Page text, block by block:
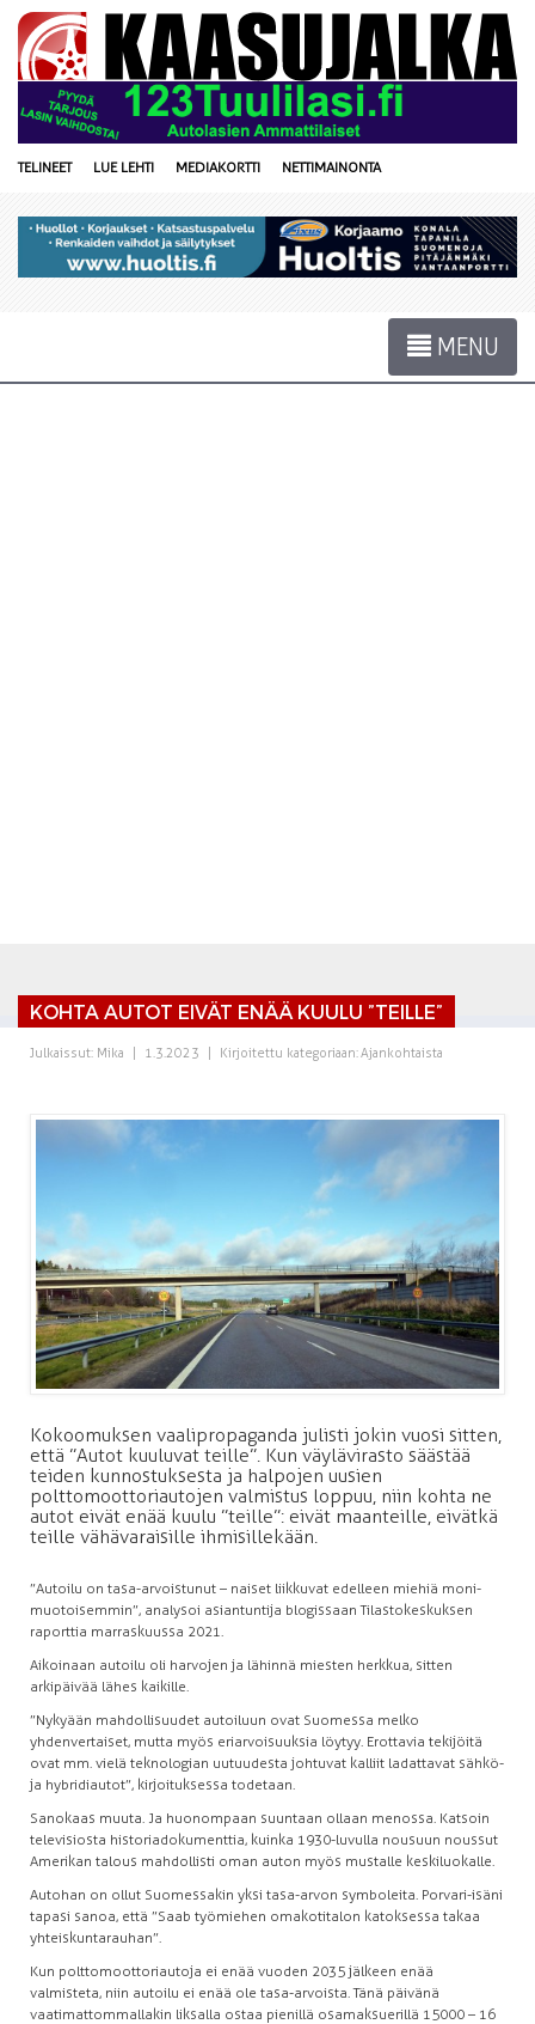
TELINEET LUE LEHTI MEDIAKORTTI NETTIMAINONTA
MENU
KOHTA AUTOT EIVÄT ENÄÄ KUULU ”TEILLE”
Julkaissut: Mika 1.3.2023 Kirjoitettu kategoriaan:Ajankohtaista
Kokoomuksen vaalipropaganda julisti jokin vuosi sitten,
että ”Autot kuuluvat teille”. Kun väylävirasto säästää
teiden kunnostuksesta ja halpojen uusien
polttomoottoriautojen valmistus loppuu, niin kohta ne
autot eivät enää kuulu ”teille”: eivät maanteille, eivätkä
teille vähävaraisille ihmisillekään.
”Autoilu on tasa-arvoistunut – naiset liikkuvat edelleen miehiä moni­
muotoisemmin”, analysoi asiantuntija blogissaan Tilastokeskuksen
raporttia marraskuussa 2021.
Aikoinaan autoilu oli harvojen ja lähinnä miesten herkkua, sitten
arkipäivää lähes kaikille.
”Nykyään mahdollisuudet autoiluun ovat Suomessa melko
yhdenvertaiset, mutta myös eriarvoisuuksia löytyy. Erottavia tekijöitä
ovat mm. vielä teknologian uutuudesta johtuvat kalliit ladattavat sähkö-
ja hybridiautot”, kirjoituksessa todetaan.
Sanokaas muuta. Ja huonompaan suuntaan ollaan menossa. Katsoin
televisiosta historiadokumenttia, kuinka 1930-luvulla nousuun noussut
Amerikan talous mahdollisti oman auton myös mustalle keskiluokalle.
Autohan on ollut Suomessakin yksi tasa-arvon symboleita. Porvari-isäni
tapasi sanoa, että ”Saab työmiehen omakotitalon katoksessa takaa
yhteiskuntarauhan”.
Kun polttomoottoriautoja ei enää vuoden 2035 jälkeen enää
valmisteta, niin autoilu ei enää ole tasa-arvoista. Tänä päivänä
vaatimattommallakin liksalla ostaa pienillä osamaksuerillä 15 000 – 16